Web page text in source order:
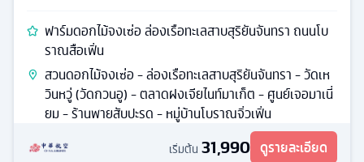
ฟาร์มดอกไม้จงเซ่อ ล่องเรือทะเลสาบสุริยันจันทรา ถนนโบ
ราณสือเฟิ่น
สวนดอกไม้จงเซ่อ - ล่องเรือทะเลสาบสุริยันจันทรา - วัดเห
วินหวู่ (วัดกวนอู) - ตลาดฝงเจียไนท์มาเก็ต - ศูนย์เจอมาเนี่
ยม - ร้านพายสับปะรด - หมู่บ้านโบราณจิ่วเฟิ่น
เริ่มต้น 31,990 ดูรายละเอียด